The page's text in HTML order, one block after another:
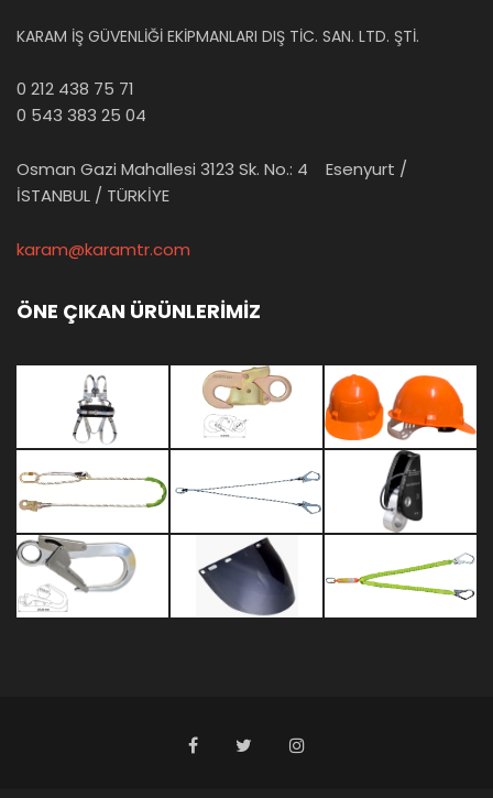
KARAM İŞ GÜVENLİĞİ EKİPMANLARI DIŞ TİC. SAN. LTD. ŞTİ.
0 212 438 75 71
0 543 383 25 04
Osman Gazi Mahallesi 3123 Sk. No.: 4 Esenyurt /
İSTANBUL / TÜRKİYE
karam@karamtr.com
ÖNE ÇIKAN ÜRÜNLERİMİZ